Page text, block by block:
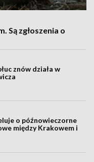
Są zgłoszenia o
znów działa w
o późnowieczorne
między Krakowem i